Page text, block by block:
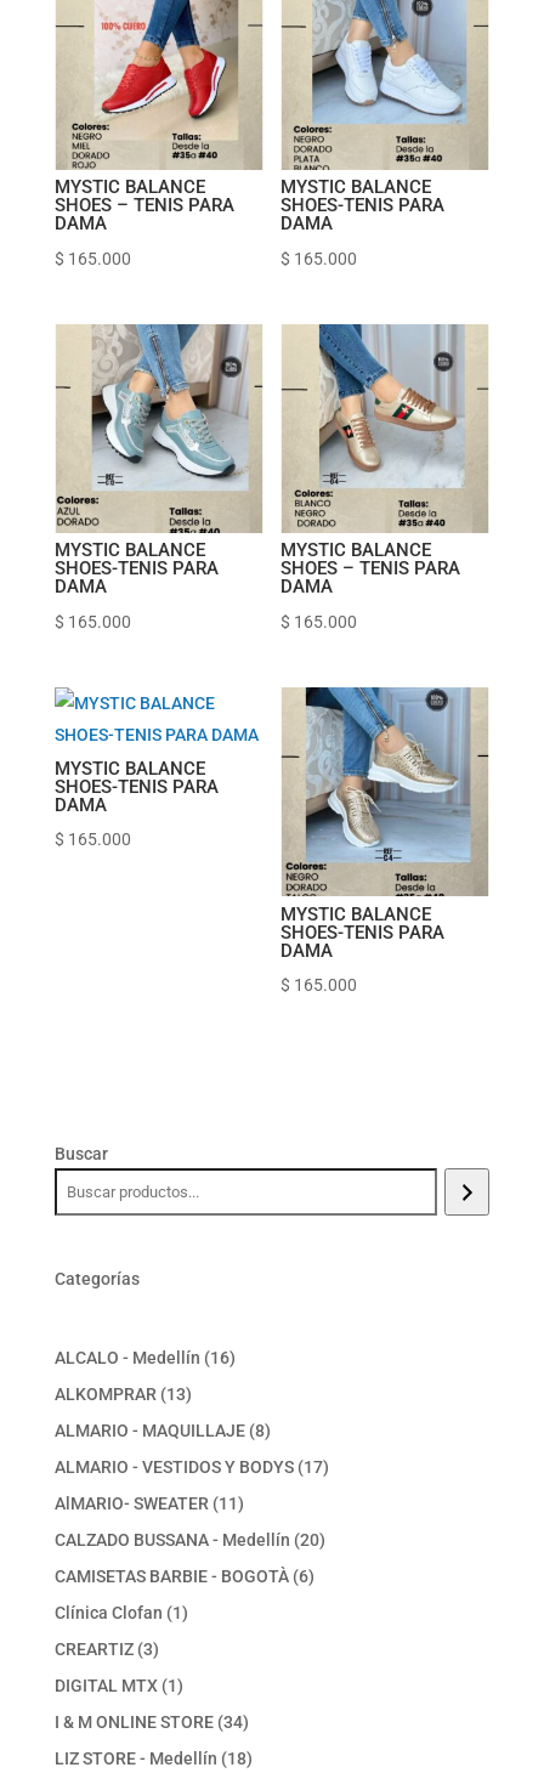
MYSTIC BALANCE
SHOES – TENIS PARA
DAMA
$ 165.000
MYSTIC BALANCE
SHOES-TENIS PARA
DAMA
$ 165.000
MYSTIC BALANCE
SHOES-TENIS PARA
DAMA
$ 165.000
MYSTIC BALANCE
SHOES – TENIS PARA
DAMA
$ 165.000
MYSTIC BALANCE
SHOES-TENIS PARA
DAMA
$ 165.000
MYSTIC BALANCE
SHOES-TENIS PARA
DAMA
$ 165.000
Buscar
Categorías
ALCALO - Medellín 1616
ALKOMPRAR 1313
productos
ALMARIO - MAQUILLAJE 88
productos
ALMARIO - VESTIDOS Y BODYS 1717
AlMARIO- SWEATER 1111
productos
CALZADO BUSSANA - Medellín 2020
CAMISETAS BARBIE - BOGOTÀ 66
Clínica Clofan 11
CREARTIZ 33
productos
DIGITAL MTX 11
producto
I & M ONLINE STORE 3434
productos
LIZ STORE - Medellín 1818